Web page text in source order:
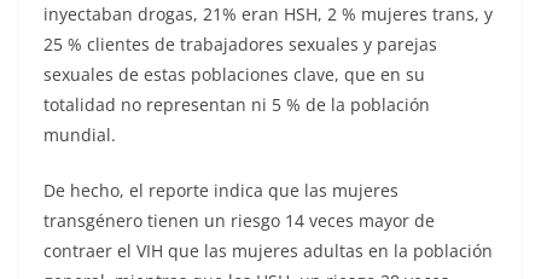
inyectaban drogas, 21% eran HSH, 2 % mujeres trans, y
25 % clientes de trabajadores sexuales y parejas
sexuales de estas poblaciones clave, que en su
totalidad no representan ni 5 % de la población
mundial.
De hecho, el reporte indica que las mujeres
transgénero tienen un riesgo 14 veces mayor de
contraer el VIH que las mujeres adultas en la población